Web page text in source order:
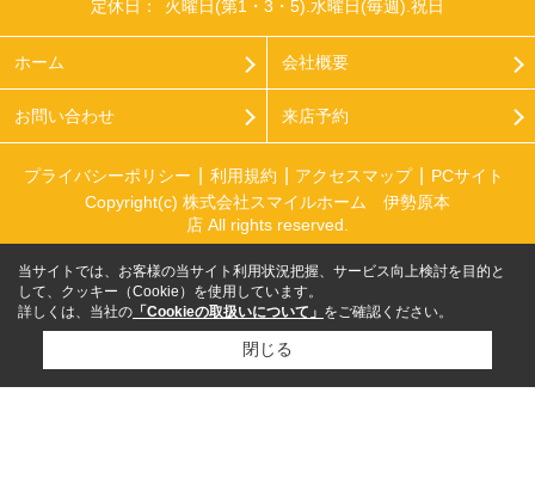
定休日：
火曜日(第1・3・5).水曜日(毎週).祝日
ホーム 会社概要
お問い合わせ 来店予約
プライバシーポリシー 利用規約 アクセスマップ
PCサイト
Copyright(c) 株式会社スマイルホーム 伊勢原本
店 All rights reserved.
当サイトでは、お客様の当サイト利用状況把握、サービス向上検討を目的と
して、クッキー（Cookie）を使用しています。
詳しくは、当社の 「Cookieの取扱いについて」 をご確認ください。
閉じる